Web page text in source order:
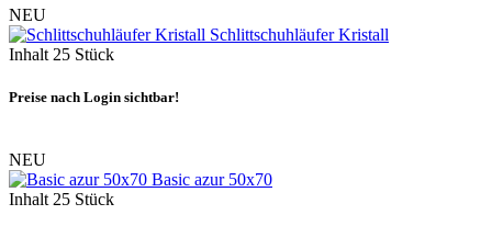
NEU
Schlittschuhläufer Kristall
Inhalt 25 Stück
Preise nach Login sichtbar!
NEU
Basic azur 50x70
Inhalt 25 Stück